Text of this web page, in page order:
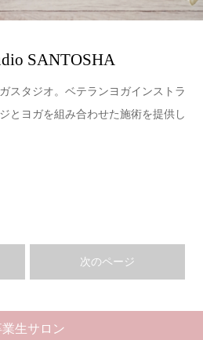
SANTOSHA
スタジオ。ベテランヨガインストラ
とヨガを組み合わせた施術を提供し
次のページ
業生サロン